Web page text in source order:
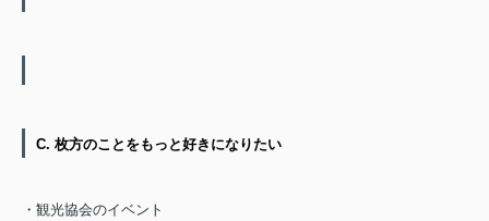
C. 枚方のことをもっと好きになりたい
・観光協会のイベント